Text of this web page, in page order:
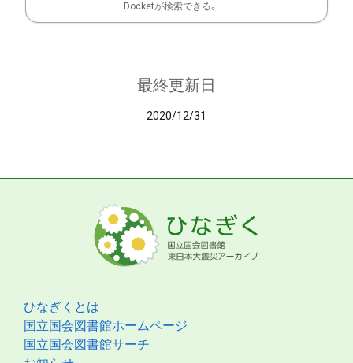
Docketが検索できる。
最終更新日
2020/12/31
ひなぎくとは
国立国会図書館ホームページ
国立国会図書館サーチ